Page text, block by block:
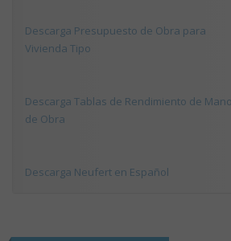
Descarga Presupuesto de Obra para
Vivienda Tipo
Descarga Tablas de Rendimiento de Mano
de Obra
Descarga Neufert en Español